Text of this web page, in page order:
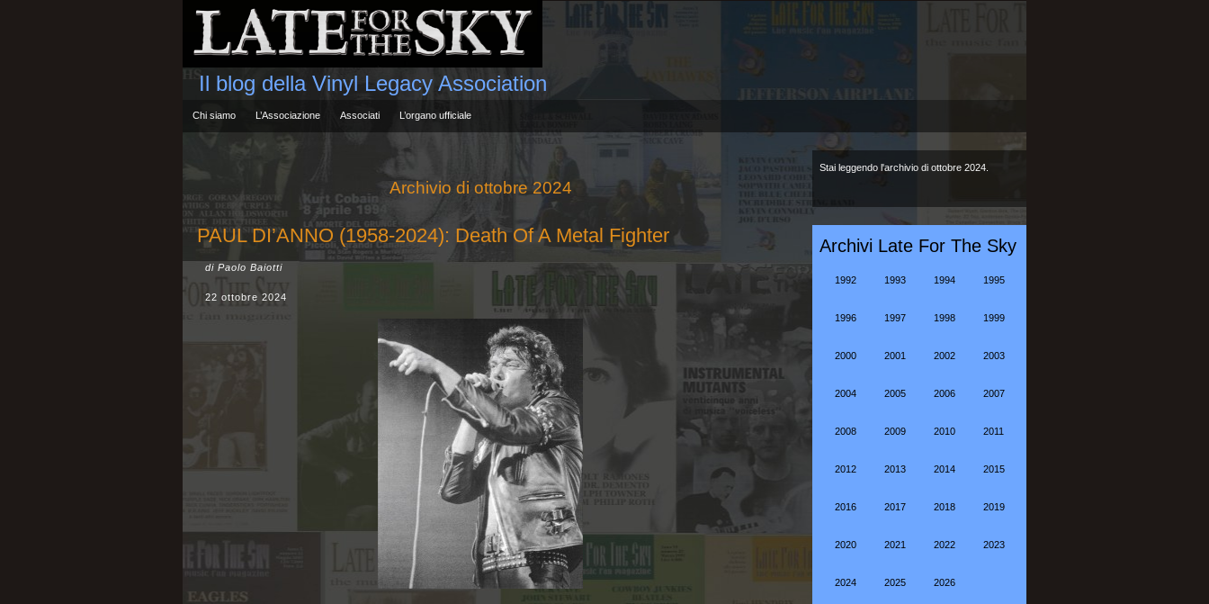
Il blog della Vinyl Legacy Association
Chi siamo L’Associazione Associati L’organo ufficiale
Archivio di ottobre 2024
PAUL DI’ANNO (1958-2024): Death Of A Metal Fighter
di Paolo Baiotti
22 ottobre 2024
Stai leggendo l'archivio di ottobre 2024.
Archivi Late For The Sky
1992 1993 1994 1995
1996 1997 1998 1999
2000 2001 2002 2003
2004 2005 2006 2007
2008 2009 2010 2011
2012 2013 2014 2015
2016 2017 2018 2019
2020 2021 2022 2023
2024 2025 2026